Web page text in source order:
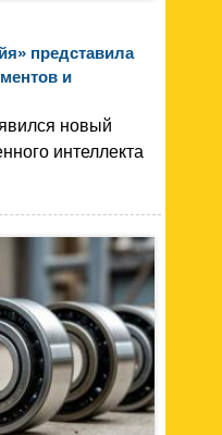
представила
и
новый
интеллекта